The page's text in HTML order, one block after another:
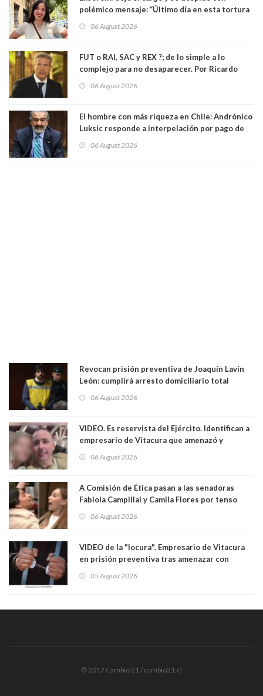
polémico mensaje: “Último día en esta tortura
06 August 2026
FUT o RAI, SAC y REX ?; de lo simple a lo
complejo para no desaparecer. Por Ricardo
06 August 2026
El hombre con más riqueza en Chile: Andrónico
Luksic responde a interpelación por pago de
día que me muera”
06 August 2026
Revocan prisión preventiva de Joaquín Lavín
León: cumplirá arresto domiciliario total
06 August 2026
VIDEO. Es reservista del Ejército. Identifican a
empresario de Vitacura que amenazó y
al "ring raja". Se trata de Andrés Arrieta y la
06 August 2026
A Comisión de Ética pasan a las senadoras
Fabiola Campillai y Camila Flores por tenso
06 August 2026
VIDEO de la "locura". Empresario de Vitacura
en prisión preventiva tras amenazar con
Los persiguió en potente camioneta
05 August 2026
© 2017 Cambio 21 / cambio21.cl